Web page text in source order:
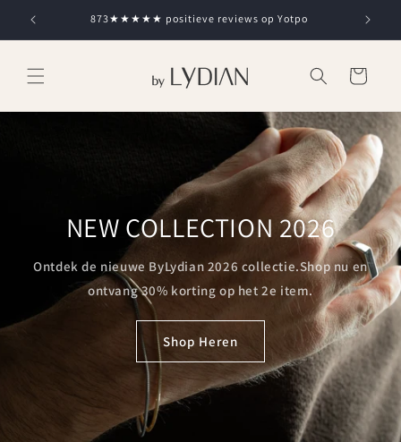
Skip to
content
873★★★★★ positieve reviews op Yotpo
Cart
NEW COLLECTION 2026
Ontdek de nieuwe ByLydian 2026 collectie.Shop nu en
ontvang 30% korting op het 2e item.
Shop Heren